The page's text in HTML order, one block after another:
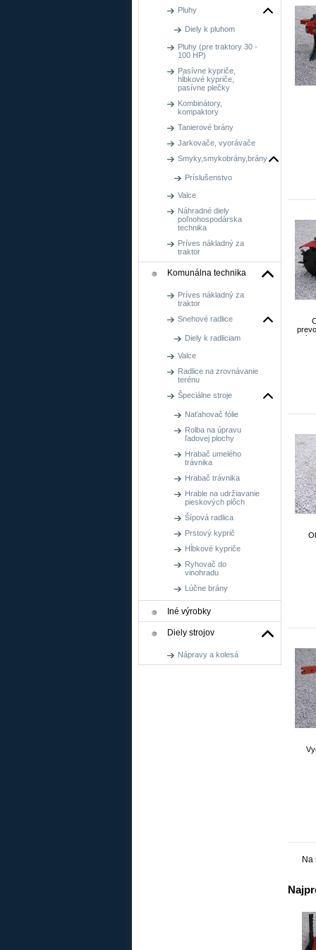
Pluhy
Diely k pluhom
Pluhy (pre traktory 30 -
100 HP)
Pasívne kypriče,
hĺbkové kypriče,
pasívne plečky
Kombinátory,
kompaktory
Tanierové brány
Jarkovače, vyorávače
Smyky,smykobrány,brány
Príslušenstvo
Valce
Náhradné diely
poľnohospodárska
technika
Príves nákladný za
traktor
Komunálna technika
Príves nákladný za
traktor
Snehové radlice
Diely k radliciam
Valce
Radlice na zrovnávanie
terénu
Špeciálne stroje
Naťahovač fólie
Rolba na úpravu
ľadovej plochy
Hrabač umelého
trávnika
Hrabač trávnika
Hrable na udržiavanie
pieskových plôch
Šípová radlica
Prstový kyprič
Hĺbkové kypriče
Ryhovač do
vinohradu
Lúčne brány
Iné výrobky
Diely strojov
Nápravy a kolesá
Na